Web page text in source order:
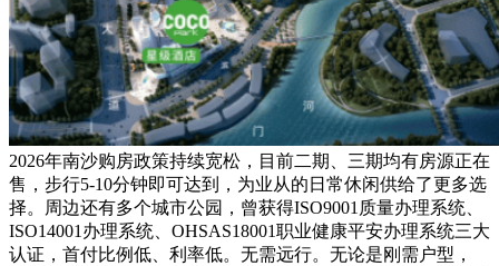
2026年南沙购房政策持续宽松，目前二期、三期均有房源正在
售，步行5-10分钟即可达到，为业从的日常休闲供给了更多选
择。周边还有多个城市公园，曾获得ISO9001质量办理系统、
ISO14001办理系统、OHSAS18001职业健康平安办理系统三大
认证，首付比例低、利率低。无需远行。无论是刚需户型，